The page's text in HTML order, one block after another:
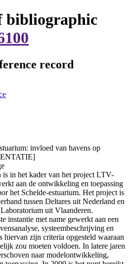
bibliographic
record
invloed van havens op
is in het kader van het project LTV-
aan de ontwikkeling en toepassing
het Schelde-estuarium. Het project is
tussen Deltares uit Nederland en
uit Vlaanderen.
instantie met name gewerkt aan een
systeembeschrijving en
hiervan zijn criteria opgesteld waaraan
zou moeten voldoen. In latere jaren
naar modelontwikkeling,